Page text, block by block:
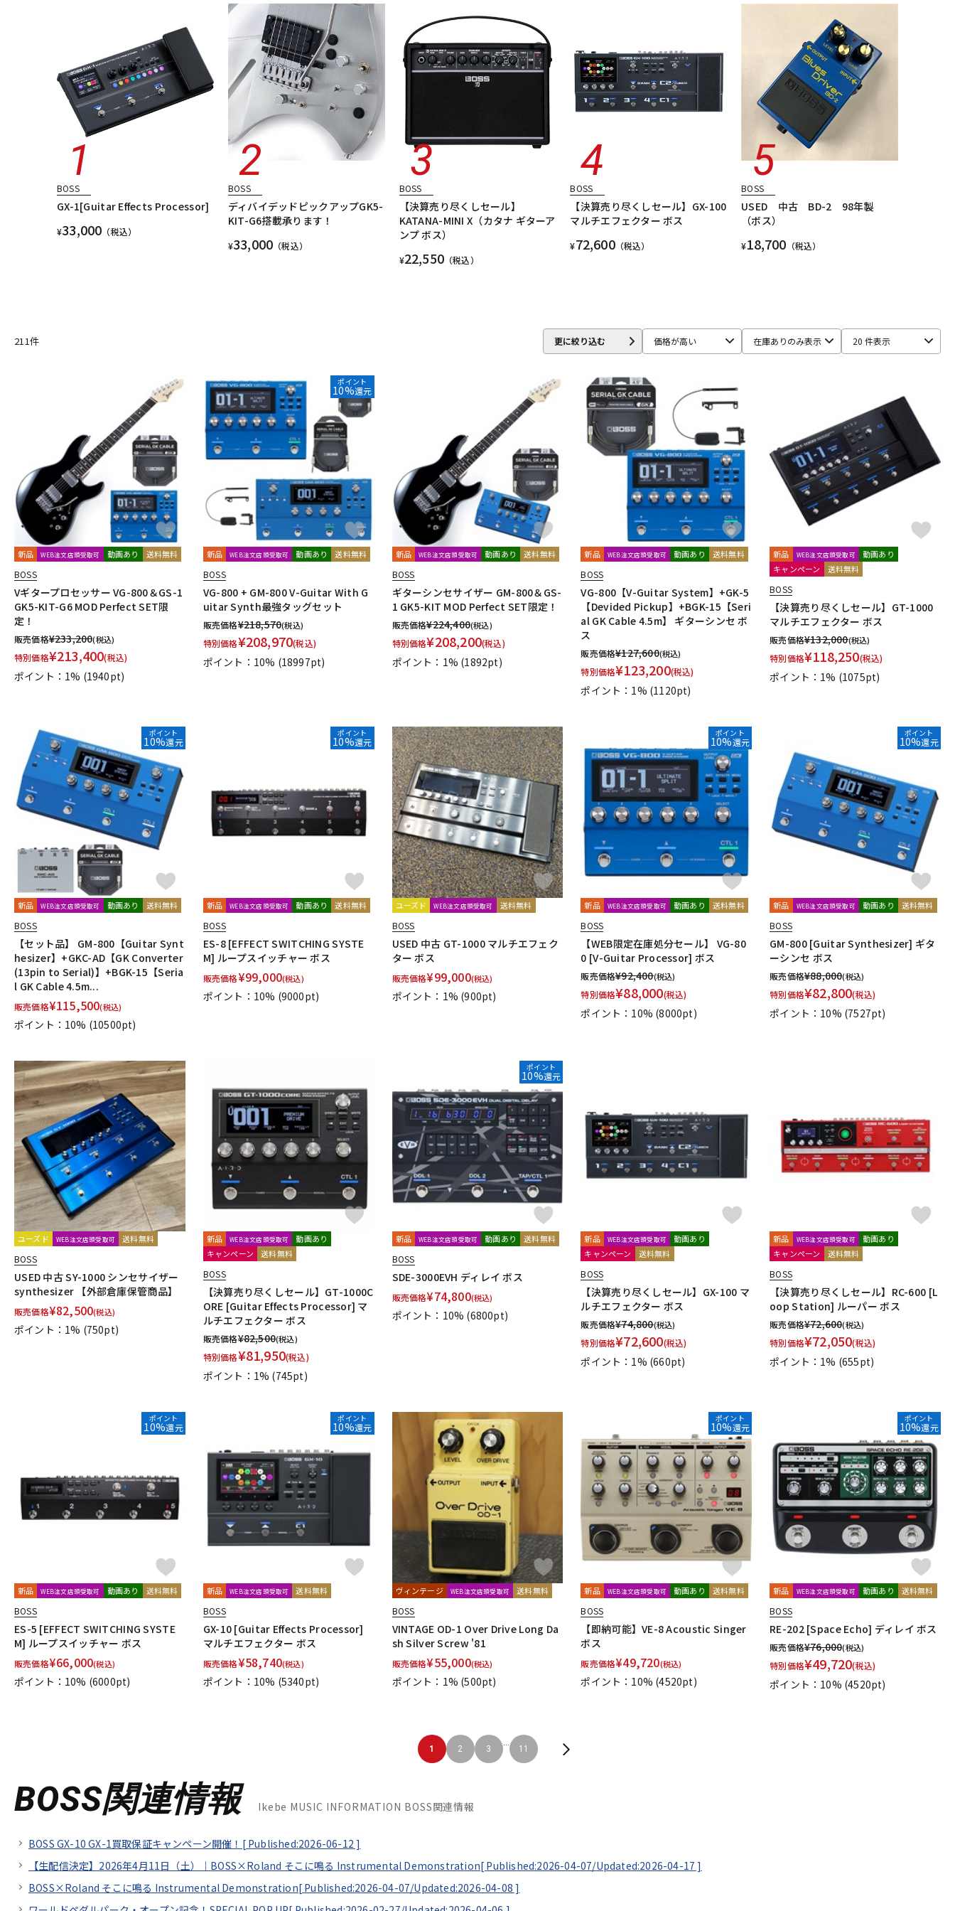
BOSS
GX-1[Guitar Effects Processor]
¥33,000 （税込）
BOSS
ディバイデッドピックアップGK5-
KIT-G6搭載承ります！
¥33,000 （税込）
BOSS
【決算売り尽くしセール】
KATANA-MINI X（カタナ ギターア
ンプ ボス）
¥22,550 （税込）
BOSS
【決算売り尽くしセール】GX-100
マルチエフェクター ボス
¥72,600（税込）
BOSS
USED 中古 BD-2 98年製
（ボス）
¥18,700 （税込）
211件 更に絞り込む 価格が高い 在庫ありのみ表示 20 件表示
新品 WEB注文店頭受取可 動画あり 送料無料
BOSS
Vギタープロセッサー VG-800＆GS-1
GK5-KIT-G6 MOD Perfect SET限
定！
販売価格¥233,200(税込)
特別価格¥213,400(税込)
ポイント：1% (1940pt)
ポイント
10%還元
新品 WEB注文店頭受取可 動画あり 送料無料
BOSS
VG-800 + GM-800 V-Guitar With G
uitar Synth最強タッグセット
販売価格¥218,570(税込)
特別価格¥208,970(税込)
ポイント：10% (18997pt)
新品 WEB注文店頭受取可 動画あり 送料無料
BOSS
ギターシンセサイザー GM-800＆GS-
1 GK5-KIT MOD Perfect SET限定！
販売価格¥224,400(税込)
特別価格¥208,200(税込)
ポイント：1% (1892pt)
新品 WEB注文店頭受取可 動画あり 送料無料
BOSS
VG-800【V-Guitar System】+GK-5
【Devided Pickup】+BGK-15【Seri
al GK Cable 4.5m】 ギターシンセ ボ
ス
販売価格¥127,600(税込)
特別価格¥123,200(税込)
ポイント：1% (1120pt)
新品 WEB注文店頭受取可
動画あり
キャンペーン
送料無料
BOSS
【決算売り尽くしセール】GT-1000
マルチエフェクター ボス
販売価格¥132,000(税込)
特別価格¥118,250(税込)
ポイント：1% (1075pt)
ポイント
10%還元
新品 WEB注文店頭受取可 動画あり 送料無料
BOSS
【セット品】 GM-800【Guitar Synt
hesizer】+GKC-AD【GK Converter
(13pin to Serial)】+BGK-15【Seria
l GK Cable 4.5m...
販売価格¥115,500(税込)
ポイント：10% (10500pt)
ポイント
10%還元
新品 WEB注文店頭受取可 動画あり 送料無料
BOSS
ES-8 [EFFECT SWITCHING SYSTE
M] ループスイッチャー ボス
販売価格¥99,000(税込)
ポイント：10% (9000pt)
ユーズド WEB注文店頭受取可 送料無料
BOSS
USED 中古 GT-1000 マルチエフェク
ター ボス
販売価格¥99,000(税込)
ポイント：1% (900pt)
ポイント
10%還元
新品 WEB注文店頭受取可 動画あり 送料無料
BOSS
【WEB限定在庫処分セール】 VG-80
0 [V-Guitar Processor] ボス
販売価格¥92,400(税込)
特別価格¥88,000(税込)
ポイント：10% (8000pt)
ポイント
10%還元
新品 WEB注文店頭受取可 動画あり 送料無料
BOSS
GM-800 [Guitar Synthesizer] ギタ
ーシンセ ボス
販売価格¥88,000(税込)
特別価格¥82,800(税込)
ポイント：10% (7527pt)
ユーズド WEB注文店頭受取可 送料無料
BOSS
USED 中古 SY-1000 シンセサイザー
synthesizer 【外部倉庫保管商品】
販売価格¥82,500(税込)
ポイント：1% (750pt)
新品 WEB注文店頭受取可
動画あり
キャンペーン
送料無料
BOSS
【決算売り尽くしセール】GT-1000C
ORE [Guitar Effects Processor] マ
ルチエフェクター ボス
販売価格¥82,500(税込)
特別価格¥81,950(税込)
ポイント：1% (745pt)
ポイント
10%還元
新品 WEB注文店頭受取可 動画あり 送料無料
BOSS
SDE-3000EVH ディレイ ボス
販売価格¥74,800(税込)
ポイント：10% (6800pt)
新品 WEB注文店頭受取可
動画あり
キャンペーン
送料無料
BOSS
【決算売り尽くしセール】GX-100 マ
ルチエフェクター ボス
販売価格¥74,800(税込)
特別価格¥72,600(税込)
ポイント：1% (660pt)
新品 WEB注文店頭受取可
動画あり
キャンペーン
送料無料
BOSS
【決算売り尽くしセール】RC-600 [L
oop Station] ルーパー ボス
販売価格¥72,600(税込)
特別価格¥72,050(税込)
ポイント：1% (655pt)
ポイント
10%還元
新品 WEB注文店頭受取可 動画あり 送料無料
BOSS
ES-5 [EFFECT SWITCHING SYSTE
M] ループスイッチャー ボス
販売価格¥66,000(税込)
ポイント：10% (6000pt)
ポイント
10%還元
新品 WEB注文店頭受取可 送料無料
BOSS
GX-10 [Guitar Effects Processor]
マルチエフェクター ボス
販売価格¥58,740(税込)
ポイント：10% (5340pt)
ヴィンテージ WEB注文店頭受取可 送料無料
BOSS
VINTAGE OD-1 Over Drive Long Da
sh Silver Screw '81
販売価格¥55,000(税込)
ポイント：1% (500pt)
ポイント
10%還元
新品 WEB注文店頭受取可 動画あり 送料無料
BOSS
【即納可能】VE-8 Acoustic Singer
ボス
販売価格¥49,720(税込)
ポイント：10% (4520pt)
ポイント
10%還元
新品 WEB注文店頭受取可 動画あり 送料無料
BOSS
RE-202 [Space Echo] ディレイ ボス
販売価格¥76,000(税込)
特別価格¥49,720(税込)
ポイント：10% (4520pt)
1 2 3
...
11
BOSS関連情報 Ikebe MUSIC INFORMATION BOSS関連情報
BOSS GX-10 GX-1買取保証キャンペーン開催！[ Published:2026-06-12 ]
【生配信決定】2026年4月11日（土）｜BOSS×Roland そこに鳴る Instrumental Demonstration[ Published:2026-04-07/Updated:2026-04-17 ]
BOSS×Roland そこに鳴る Instrumental Demonstration[ Published:2026-04-07/Updated:2026-04-08 ]